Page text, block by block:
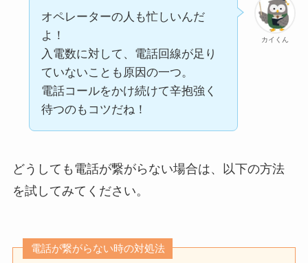
カイくん
オペレーターの人も忙しいんだ
よ！
入電数に対して、電話回線が足り
ていないことも原因の一つ。
電話コールをかけ続けて辛抱強く
待つのもコツだね！
どうしても電話が繋がらない場合は、以下の方法
を試してみてください。
電話が繋がらない時の対処法